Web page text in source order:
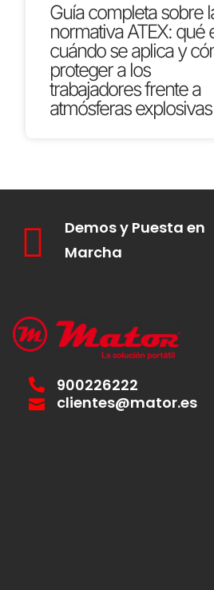
Guía completa sobre
normativa ATEX: qué
cuándo se aplica y
proteger a los
trabajadores frente a
atmósferas explosivas
Demos y Puesta en
Marcha
900226222
clientes@mator.es